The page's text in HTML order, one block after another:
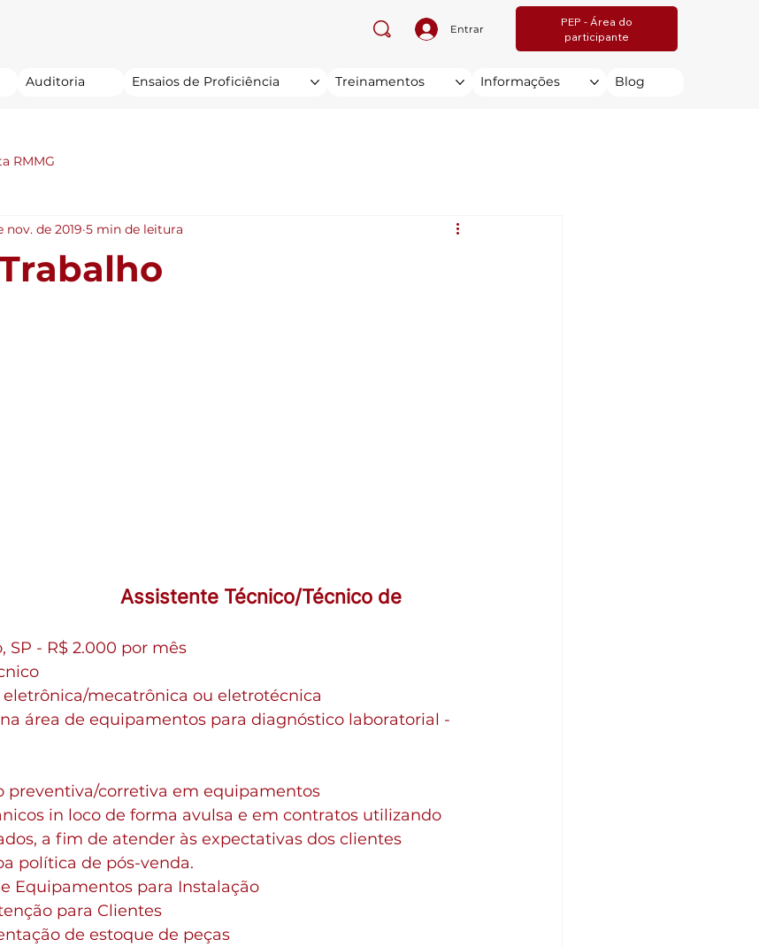
Entrar
PEP - Área do
participante
Auditoria Ensaios de Proficiência Treinamentos Informações Blog
RMMG
nov. de 2019 5 min de leitura
Assistente Técnico/Técnico de
SP - R$ 2.000 por mês
eletrônica/mecatrônica ou eletrotécnica
área de equipamentos para diagnóstico laboratorial -
preventiva/corretiva em equipamentos
in loco de forma avulsa e em contratos utilizando
a fim de atender às expectativas dos clientes
política de pós-venda.
Equipamentos para Instalação
para Clientes
de estoque de peças